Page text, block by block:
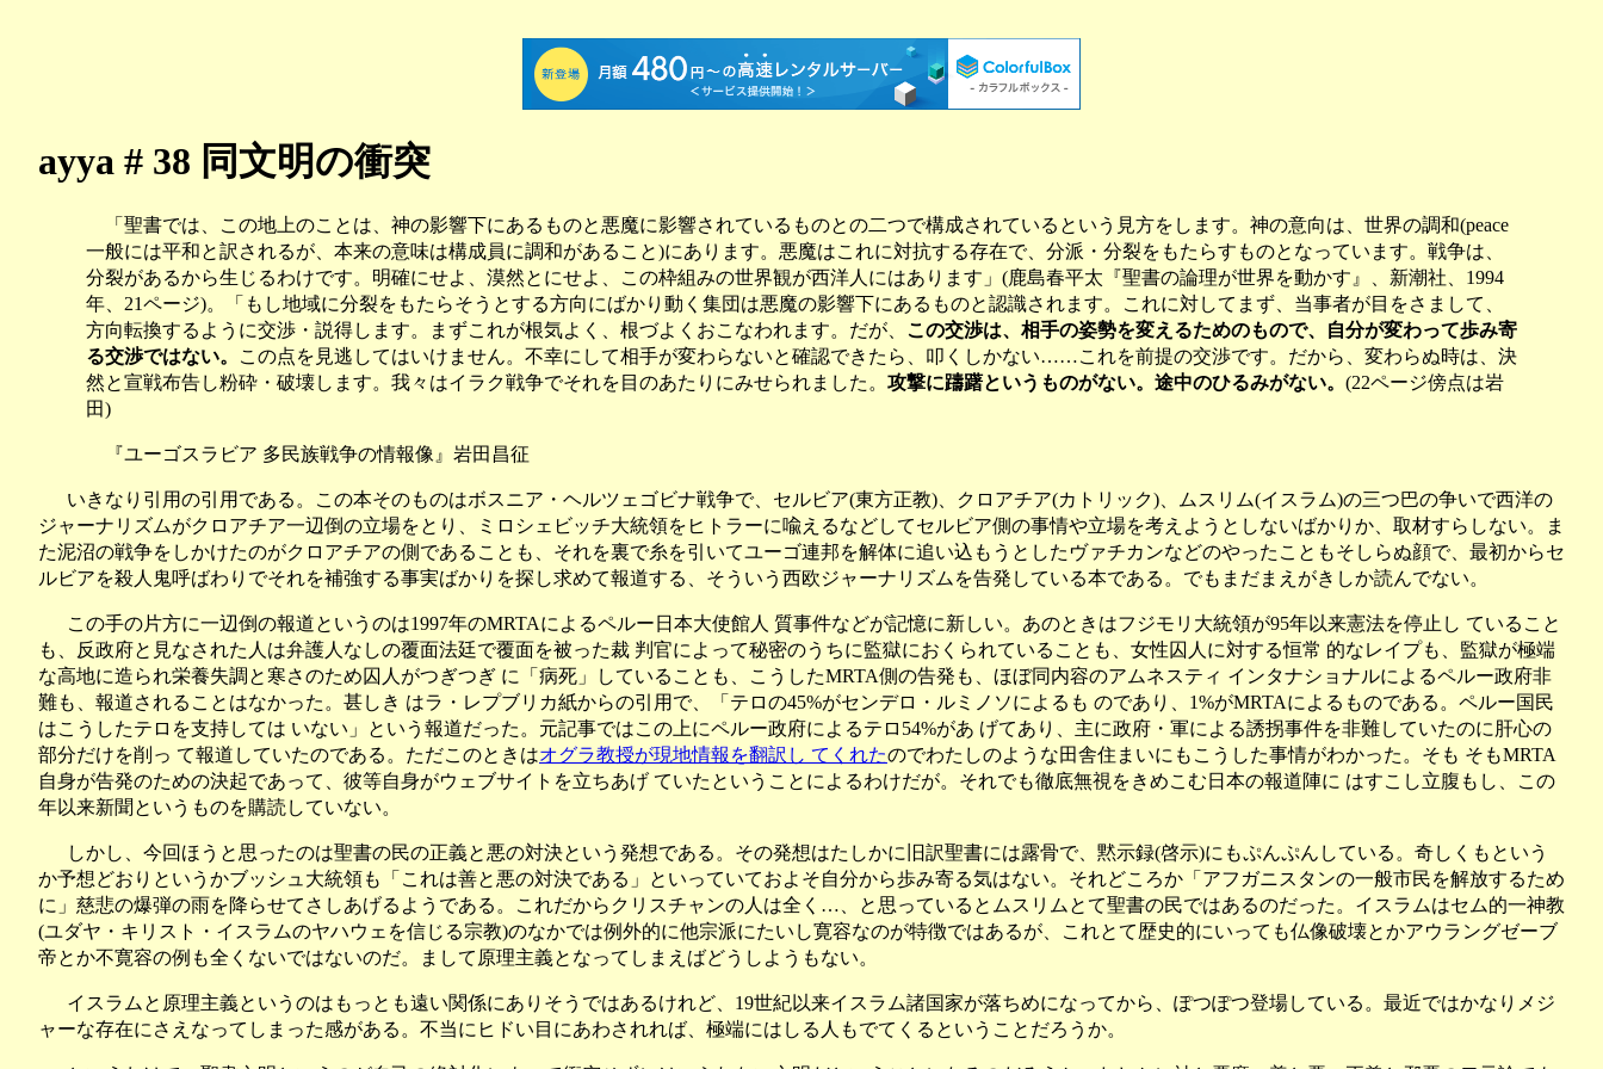
ayya # 38 同文明の衝突
「聖書では、この地上のことは、神の影響下にあるものと悪魔に影響されているものとの二つで構成されているという見方をします。神の意向は、世界の調和(peace
一般には平和と訳されるが、本来の意味は構成員に調和があること)にあります。悪魔はこれに対抗する存在で、分派・分裂をもたらすものとなっています。戦争は、
分裂があるから生じるわけです。明確にせよ、漠然とにせよ、この枠組みの世界観が西洋人にはあります」(鹿島春平太『聖書の論理が世界を動かす』、新潮社、1994
年、21ページ)。「もし地域に分裂をもたらそうとする方向にばかり動く集団は悪魔の影響下にあるものと認識されます。これに対してまず、当事者が目をさまして、
方向転換するように交渉・説得します。まずこれが根気よく、根づよくおこなわれます。だが、 この交渉は、相手の姿勢を変えるためのもので、自分が変わって歩み寄
る交渉ではない。
この点を見逃してはいけません。不幸にして相手が変わらないと確認できたら、叩くしかない……これを前提の交渉です。だから、変わらぬ時は、決
然と宣戦布告し粉砕・破壊します。我々はイラク戦争でそれを目のあたりにみせられました。 攻撃に躊躇というものがない。途中のひるみがない。 (22ページ傍点は岩
田)
『ユーゴスラビア 多民族戦争の情報像』岩田昌征
いきなり引用の引用である。この本そのものはボスニア・ヘルツェゴビナ戦争で、セルビア(東方正教)、クロアチア(カトリック)、ムスリム(イスラム)の三つ巴の争いで西洋の
ジャーナリズムがクロアチア一辺倒の立場をとり、ミロシェビッチ大統領をヒトラーに喩えるなどしてセルビア側の事情や立場を考えようとしないばかりか、取材すらしない。ま
た泥沼の戦争をしかけたのがクロアチアの側であることも、それを裏で糸を引いてユーゴ連邦を解体に追い込もうとしたヴァチカンなどのやったこともそしらぬ顔で、最初からセ
ルビアを殺人鬼呼ばわりでそれを補強する事実ばかりを探し求めて報道する、そういう西欧ジャーナリズムを告発している本である。でもまだまえがきしか読んでない。
この手の片方に一辺倒の報道というのは1997年のMRTAによるペルー日本大使館人 質事件などが記憶に新しい。あのときはフジモリ大統領が95年以来憲法を停止し ていること
も、反政府と見なされた人は弁護人なしの覆面法廷で覆面を被った裁 判官によって秘密のうちに監獄におくられていることも、女性囚人に対する恒常 的なレイプも、監獄が極端
な高地に造られ栄養失調と寒さのため囚人がつぎつぎ に「病死」していることも、こうしたMRTA側の告発も、ほぼ同内容のアムネスティ インタナショナルによるペルー政府非
難も、報道されることはなかった。甚しき はラ・レプブリカ紙からの引用で、「テロの45%がセンデロ・ルミノソによるも のであり、1%がMRTAによるものである。ペルー国民
はこうしたテロを支持しては いない」という報道だった。元記事ではこの上にペルー政府によるテロ54%があ げてあり、主に政府・軍による誘拐事件を非難していたのに肝心の
部分だけを削っ て報道していたのである。ただこのときはオグラ教授が現地情報を翻訳し てくれたのでわたしのような田舎住まいにもこうした事情がわかった。そも そもMRTA
自身が告発のための決起であって、彼等自身がウェブサイトを立ちあげ ていたということによるわけだが。それでも徹底無視をきめこむ日本の報道陣に はすこし立腹もし、この
年以来新聞というものを購読していない。
しかし、今回ほうと思ったのは聖書の民の正義と悪の対決という発想である。その発想はたしかに旧訳聖書には露骨で、黙示録(啓示)にもぷんぷんしている。奇しくもという
か予想どおりというかブッシュ大統領も「これは善と悪の対決である」といっていておよそ自分から歩み寄る気はない。それどころか「アフガニスタンの一般市民を解放するため
に」慈悲の爆弾の雨を降らせてさしあげるようである。これだからクリスチャンの人は全く…、と思っているとムスリムとて聖書の民ではあるのだった。イスラムはセム的一神教
(ユダヤ・キリスト・イスラムのヤハウェを信じる宗教)のなかでは例外的に他宗派にたいし寛容なのが特徴ではあるが、これとて歴史的にいっても仏像破壊とかアウラングゼーブ
帝とか不寛容の例も全くないではないのだ。まして原理主義となってしまえばどうしようもない。
イスラムと原理主義というのはもっとも遠い関係にありそうではあるけれど、19世紀以来イスラム諸国家が落ちめになってから、ぽつぽつ登場している。最近ではかなりメジ
ャーな存在にさえなってしまった感がある。不当にヒドい目にあわされれば、極端にはしる人もでてくるということだろうか。